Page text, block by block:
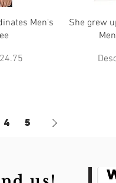
Men's
She grew
4 5